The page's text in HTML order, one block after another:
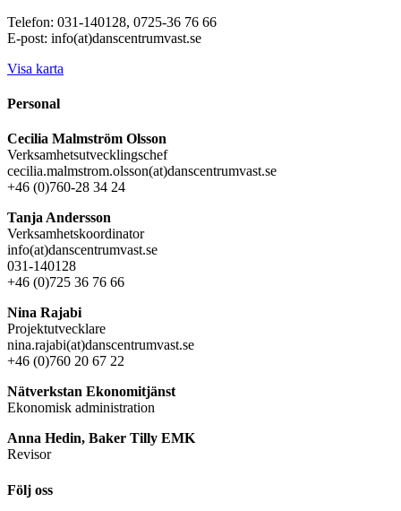
Telefon: 031-140128, 0725-36 76 66
E-post: info(at)danscentrumvast.se
Visa karta
Personal
Cecilia Malmström Olsson
Verksamhetsutvecklingschef
cecilia.malmstrom.olsson(at)danscentrumvast.se
+46 (0)760-28 34 24
Tanja Andersson
Verksamhetskoordinator
info(at)danscentrumvast.se
031-140128
+46 (0)725 36 76 66
Nina Rajabi
Projektutvecklare
nina.rajabi(at)danscentrumvast.se
+46 (0)760 20 67 22
Nätverkstan Ekonomitjänst
Ekonomisk administration
Anna Hedin, Baker Tilly EMK
Revisor
Följ oss